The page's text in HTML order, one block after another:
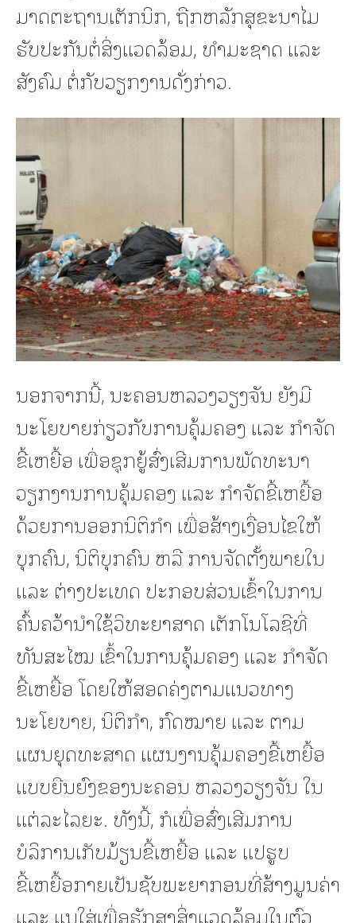
ມາດຕະຖານເຕັກນິກ, ຖືກຫລັກສຸຂະນາໄມ
ຮັບປະກັນຕໍ່ສິ່ງແວດລ້ອມ, ທໍາມະຊາດ ແລະ
ສັງຄົມ ຕໍ່ກັບວຽກງານດັ່ງກ່າວ.
ນອກຈາກນີ້, ນະຄອນຫລວງວຽງຈັນ ຍັງມີ
ນະໂຍບາຍກ່ຽວກັບການຄຸ້ມຄອງ ແລະ ກໍາຈັດ
ຂີ້ເຫຍື້ອ ເພື່ອຊຸກຍູ້ສົ່ງເສີມການພັດທະນາ
ວຽກງານການຄຸ້ມຄອງ ແລະ ກໍາຈັດຂີ້ເຫຍື້ອ
ດ້ວຍການອອກນິຕິກໍາ ເພື່ອສ້າງເງື່ອນໄຂໃຫ້
ບຸກຄົນ, ນິຕິບຸກຄົນ ຫລື ການຈັດຕັ້ງພາຍໃນ
ແລະ ຕ່າງປະເທດ ປະກອບສ່ວນເຂົ້າໃນການ
ຄົ້ນຄວ້ານໍາໃຊ້ວິທະຍາສາດ ເຕັກໂນໂລຊີທີ່
ທັນສະໄໝ ເຂົ້າໃນການຄຸ້ມຄອງ ແລະ ກໍາຈັດ
ຂີ້ເຫຍື້ອ ໂດຍໃຫ້ສອດຄ່ງຕາມແນວທາງ
ນະໂຍບາຍ, ນິຕິກໍາ, ກົດໝາຍ ແລະ ຕາມ
ແຜນຍຸດທະສາດ ແຜນງານຄຸ້ມຄອງຂີ້ເຫຍື້ອ
ແບບຍືນຍົງຂອງນະຄອນ ຫລວງວຽງຈັນ ໃນ
ແຕ່ລະໄລຍະ. ທັງນີ້, ກໍເພື່ອສົ່ງເສີມການ
ບໍລິການເກັບມ້ຽນຂີ້ເຫຍື້ອ ແລະ ແປຮູບ
ຂີ້ເຫຍື້ອກາຍເປັນຊັບພະຍາກອນທີ່ສ້າງມູນຄ່າ
ແລະ ແນໃສ່ເພື່ອຮັກສາສິ່ງແວດລ້ອມໃນຕົວ